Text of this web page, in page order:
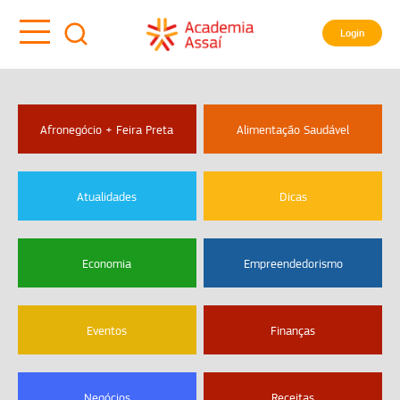
Login
Afronegócio + Feira Preta Alimentação Saudável
Atualidades Dicas
Economia Empreendedorismo
Eventos Finanças
Negócios Receitas